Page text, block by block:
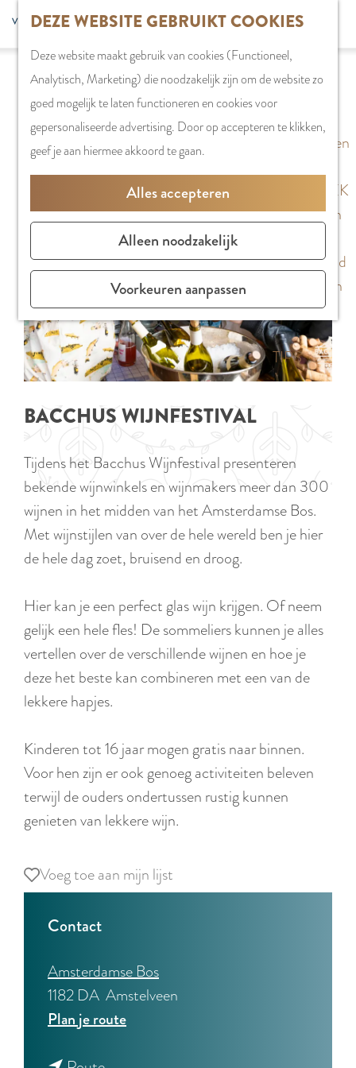
DEZE WEBSITE GEBRUIKT COOKIES
Deze website maakt gebruik van cookies (Functioneel,
Analytisch, Marketing) die noodzakelijk zijn om de website zo
goed mogelijk te laten functioneren en cookies voor
gepersonaliseerde advertising. Door op accepteren te klikken,
geef je aan hiermee akkoord te gaan.
Alles accepteren
Alleen noodzakelijk
Voorkeuren aanpassen
a
MENU
Z
o
e
k
e
t
e
n
S
e
e
r
t
a
a
l
H
u
i
d
i
e
t
a
a
l
N
e
d
e
a
n
d
G
o
E
n
g
l
i
s
h
p
a
g
e
WINKELEN
Stadshart
Winkels in
Markten
PLAN JE
Overnachten
Vergaderen in
Amstelveen
TIPS
Sorry, deze activiteit is niet meer beschikbaar.
Bekijk het actuele aanbod
voor de beschikbare
opties.
BACCHUS WIJNFESTIVAL
Tijdens het Bacchus Wijnfestival presenteren
bekende wijnwinkels en wijnmakers meer dan 300
wijnen in het midden van het Amsterdamse Bos.
Met wijnstijlen van over de hele wereld ben je hier
de hele dag zoet, bruisend en droog.
Hier kan je een perfect glas wijn krijgen. Of neem
gelijk een hele fles! De sommeliers kunnen je alles
vertellen over de verschillende wijnen en hoe je
deze het beste kan combineren met een van de
lekkere hapjes.
Kinderen tot 16 jaar mogen gratis naar binnen.
Voor hen zijn er ook genoeg activiteiten beleven
terwijl de ouders ondertussen rustig kunnen
genieten van lekkere wijn.
Voeg toe aan mijn lijst
Voeg toe aan mijn lijst
Contact
Amsterdamse Bos
1182 DA Amstelveen
Plan je routen